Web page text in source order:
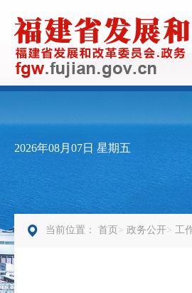
2026年08月07日 星期五
当前位置： 首页 政务公开 工